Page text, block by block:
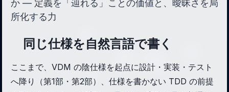
か — 定義を「辿れる」ことの価値と、曖昧さを局
所化する力
同じ仕様を自然言語で書く
ここまで、VDM の陰仕様を起点に設計・実装・テスト
へ降り（第1部・第2部）、仕様を書かない TDD の前提